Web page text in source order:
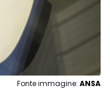
Fonte immagine: ANSA